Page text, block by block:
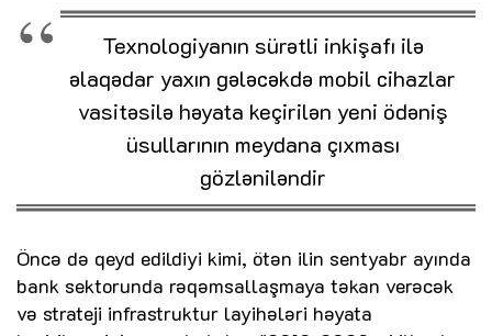
Texnologiyanın sürətli inkişafı ilə
əlaqədar yaxın gələcəkdə mobil cihazlar
vasitəsilə həyata keçirilən yeni ödəniş
üsullarının meydana çıxması
gözləniləndir
Öncə də qeyd edildiyi kimi, ötən ilin sentyabr ayında
bank sektorunda rəqəmsallaşmaya təkan verəcək
və strateji infrastruktur layihələri həyata